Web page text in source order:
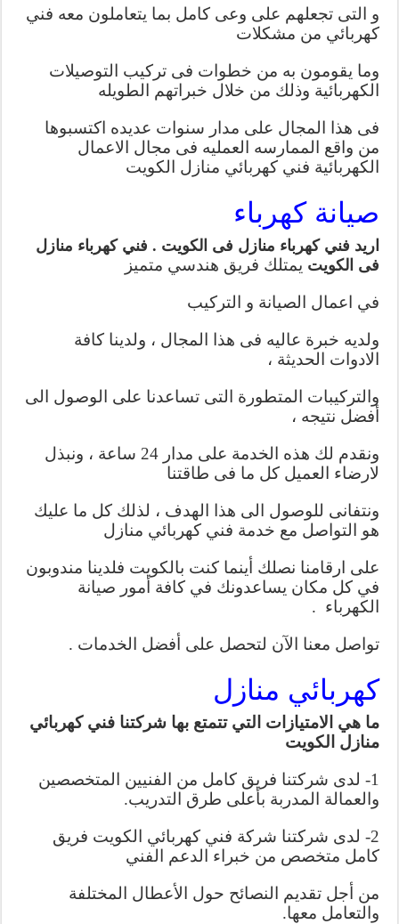
و التى تجعلهم على وعى كامل بما يتعاملون معه فني
كهربائي من مشكلات
وما يقومون به من خطوات فى تركيب التوصيلات
الكهربائية وذلك من خلال خبراتهم الطويله
فى هذا المجال على مدار سنوات عديده اكتسبوها
من واقع الممارسه العمليه فى مجال الاعمال
الكهربائية فني كهربائي منازل الكويت
صيانة كهرباء
اريد فني كهرباء منازل فى الكويت . فني كهرباء منازل
فى الكويت يمتلك فريق هندسي متميز
في اعمال الصيانة و التركيب
ولديه خبرة عاليه فى هذا المجال ، ولدينا كافة
الادوات الحديثة ،
والتركيبات المتطورة التى تساعدنا على الوصول الى
أفضل نتيجه ،
ونقدم لك هذه الخدمة على مدار 24 ساعة ، ونبذل
لارضاء العميل كل ما فى طاقتنا
ونتفانى للوصول الى هذا الهدف ، لذلك كل ما عليك
هو التواصل مع خدمة فني كهربائي منازل
على ارقامنا نصلك أينما كنت بالكويت فلدينا مندوبون
في كل مكان يساعدونك في كافة أمور صيانة
الكهرباء .
تواصل معنا الآن لتحصل على أفضل الخدمات .
كهربائي منازل
ما هي الامتيازات التي تتمتع بها شركتنا فني كهربائي
منازل الكويت
1- لدى شركتنا فريق كامل من الفنيين المتخصصين
والعمالة المدربة بأعلى طرق التدريب.
2- لدى شركتنا شركة فني كهربائي الكويت فريق
كامل متخصص من خبراء الدعم الفني
من أجل تقديم النصائح حول الأعطال المختلفة
والتعامل معها.